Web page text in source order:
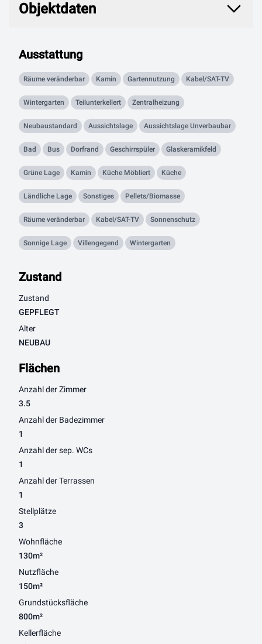
Objektdaten
Ausstattung
Räume veränderbar Kamin Gartennutzung Kabel/SAT-TV
Wintergarten Teilunterkellert Zentralheizung
Neubaustandard Aussichtslage Aussichtslage Unverbaubar
Bad Bus Dorfrand Geschirrspüler Glaskeramikfeld
Grüne Lage Kamin Küche Möbliert Küche
Ländliche Lage Sonstiges Pellets/Biomasse
Räume veränderbar Kabel/SAT-TV Sonnenschutz
Sonnige Lage Villengegend Wintergarten
Zustand
Zustand
GEPFLEGT
Alter
NEUBAU
Flächen
Anzahl der Zimmer
3.5
Anzahl der Badezimmer
1
Anzahl der sep. WCs
1
Anzahl der Terrassen
1
Stellplätze
3
Wohnfläche
130m²
Nutzfläche
150m²
Grundstücksfläche
800m²
Kellerfläche